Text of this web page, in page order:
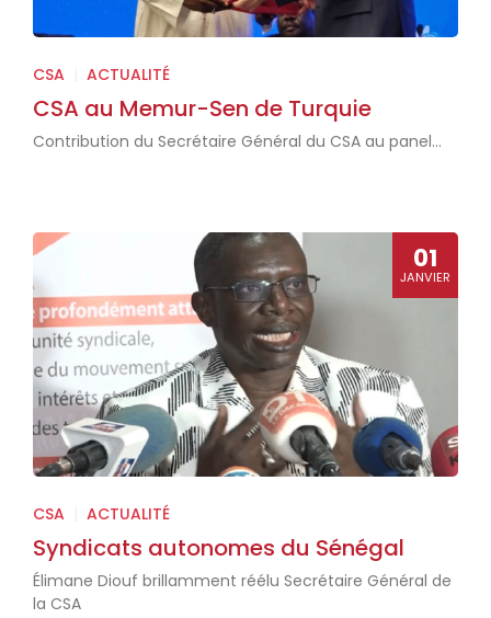
CSA ACTUALITÉ
CSA au Memur-Sen de Turquie
Contribution du Secrétaire Général du CSA au panel...
01
JANVIER
CSA ACTUALITÉ
Syndicats autonomes du Sénégal
Élimane Diouf brillamment réélu Secrétaire Général de
la CSA